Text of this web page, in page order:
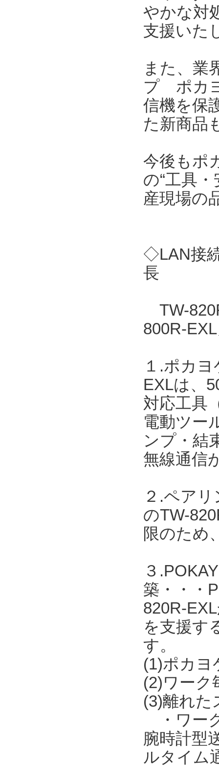
やかな対
支援いた
また、業
プ ポカ
信機を保
た新商品
今後もポ
の“工具
産現場の
◇LAN接
長
TW-
800R-
１.ポカ
EXLは、
対応工具
電動ツー
ンプ・結
無線通信
２.ペア
のTW-
限のため
３
築・・・
820R-
を支援す
す。
(1)ポカヨ
(2)ワーク
(3)離れた
・ワー
腕時計型
ルタイム